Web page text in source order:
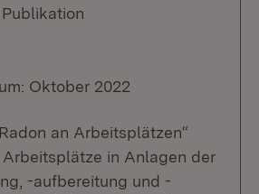
Oktober 2022
an Arbeitsplätzen“
in Anlagen der
-aufbereitung und -